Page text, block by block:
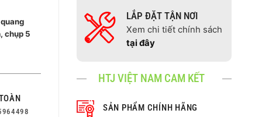
LẮP ĐẶT TẬN NƠI
Xem chi tiết chính sách
tại đây
HTJ VIỆT NAM CAM KẾT
SẢN PHẨM CHÍNH HÃNG
chụp 5